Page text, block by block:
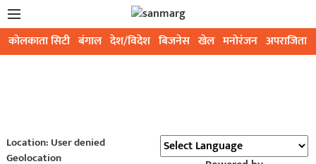
कोलकाता सिटी बंगाल देश/विदेश बिजनेस खेल मनोरंजन अपराजिता
Location: User denied
Geolocation